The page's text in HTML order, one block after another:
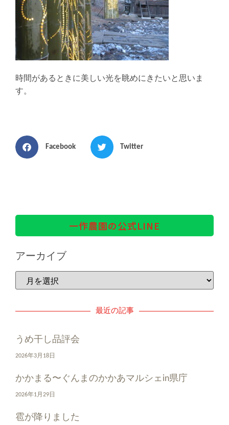
時間があるときに美しい光を眺めにきたいと思いま
す。
Facebook Twitter
一作農園の公式LINE
アーカイブ
最近の記事
うめ干し品評会
2026年3月18日
かかまる〜ぐんまのかかあマルシェin県庁
2026年1月29日
雹が降りました